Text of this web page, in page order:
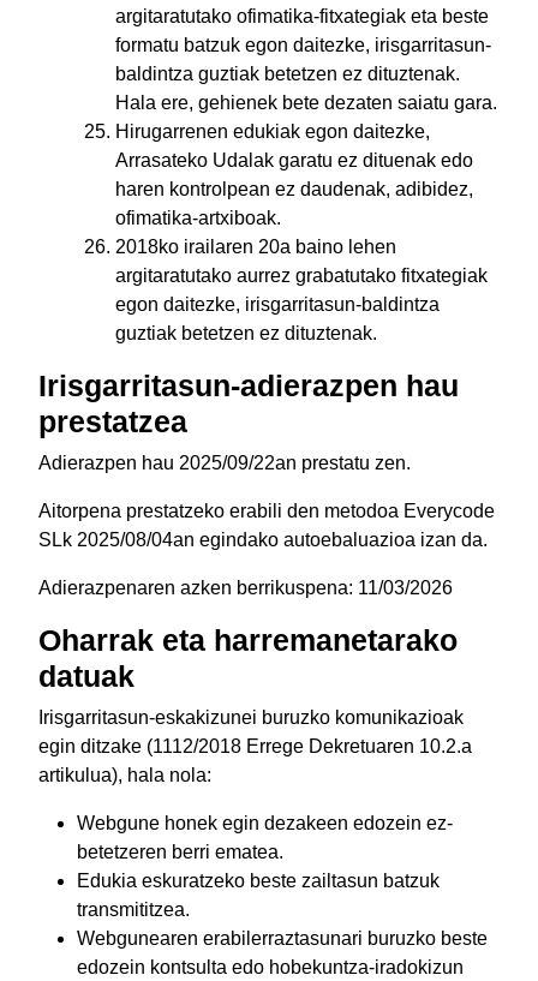
argitaratutako ofimatika-fitxategiak eta beste
formatu batzuk egon daitezke, irisgarritasun-
baldintza guztiak betetzen ez dituztenak.
Hala ere, gehienek bete dezaten saiatu gara.
Hirugarrenen edukiak egon daitezke,
Arrasateko Udalak garatu ez dituenak edo
haren kontrolpean ez daudenak, adibidez,
ofimatika-artxiboak.
2018ko irailaren 20a baino lehen
argitaratutako aurrez grabatutako fitxategiak
egon daitezke, irisgarritasun-baldintza
guztiak betetzen ez dituztenak.
Irisgarritasun-adierazpen hau
prestatzea
Adierazpen hau 2025/09/22an prestatu zen.
Aitorpena prestatzeko erabili den metodoa Everycode
SLk 2025/08/04an egindako autoebaluazioa izan da.
Adierazpenaren azken berrikuspena: 11/03/2026
Oharrak eta harremanetarako
datuak
Irisgarritasun-eskakizunei buruzko komunikazioak
egin ditzake (1112/2018 Errege Dekretuaren 10.2.a
artikulua), hala nola:
Webgune honek egin dezakeen edozein ez-
betetzeren berri ematea.
Edukia eskuratzeko beste zailtasun batzuk
transmititzea.
Webgunearen erabilerraztasunari buruzko beste
edozein kontsulta edo hobekuntza-iradokizun